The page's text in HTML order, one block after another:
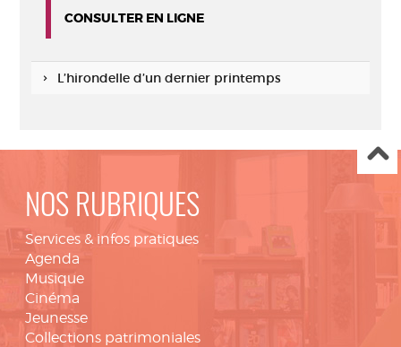
CONSULTER EN LIGNE
L’hirondelle d’un dernier printemps
NOS RUBRIQUES
Services & infos pratiques
Agenda
Musique
Cinéma
Jeunesse
Collections patrimoniales